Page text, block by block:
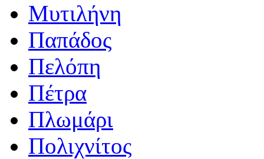
Μυτιλήνη
Παπάδος
Πελόπη
Πέτρα
Πλωμάρι
Πολιχνίτος